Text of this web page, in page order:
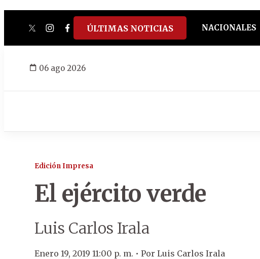
twitterinstagram
facebook
tiktokyoutube
spotify
ÚLTIMAS NOTICIAS NACIONALES
06 ago 2026
Edición Impresa
El ejército verde
Luis Carlos Irala
Enero 19, 2019 11:00 p. m. • Por Luis Carlos Irala